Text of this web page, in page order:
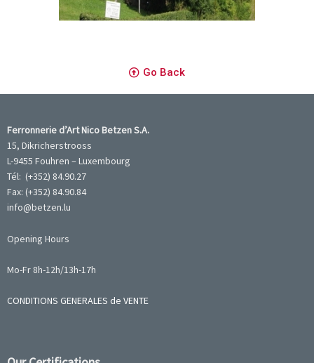
Go Back
Ferronnerie d’Art Nico Betzen S.A.
15, Dikricherstrooss
L-9455 Fouhren – Luxembourg
Tél: (+352) 84.90.27
Fax: (+352) 84.90.84
info@betzen.lu
Opening Hours
Mo-Fr 8h-12h/13h-17h
CONDITIONS GENERALES de VENTE